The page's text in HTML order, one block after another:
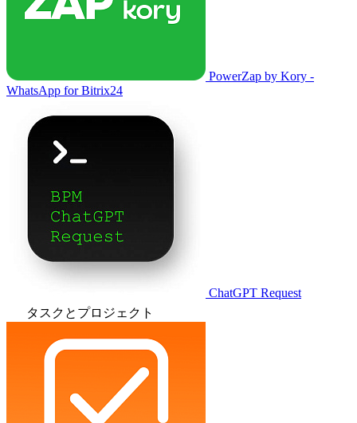
PowerZap by Kory -
WhatsApp for Bitrix24
ChatGPT Request
タスクとプロジェクト